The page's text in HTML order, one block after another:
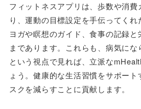
フィットネスアプリは、歩数や消費
り、運動の目標設定を手伝ってくれ
ヨガや瞑想のガイド、食事の記録
まであります。これらも、病気にな
という視点で見れば、立派な
ょう。健康的な生活習慣をサポート
スクを減らすことに貢献します。